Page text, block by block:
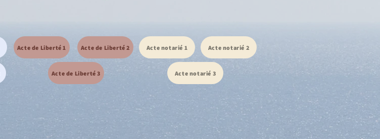
Acte de Liberté 1 Acte de Liberté 2
Acte de Liberté 3
Acte notarié 1 Acte notarié 2
Acte notarié 3